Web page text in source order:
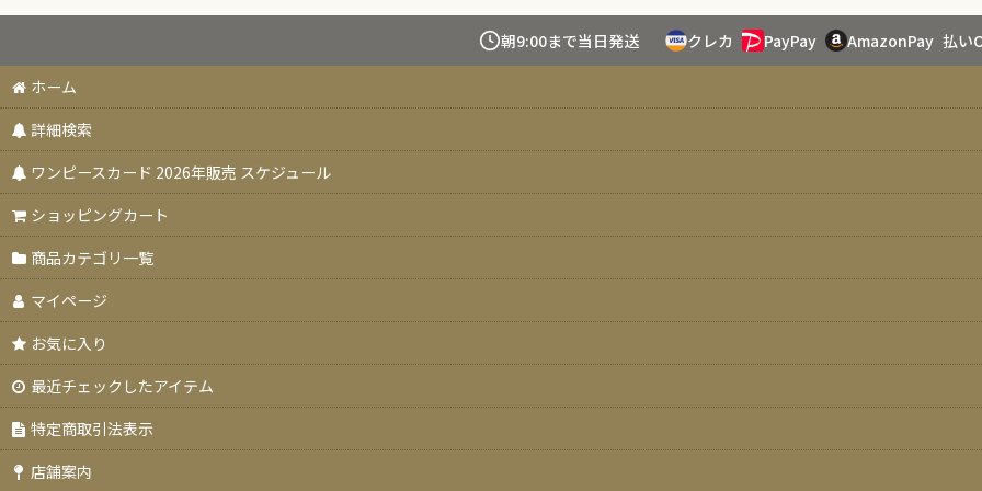
朝9:00まで当日発送 クレカ PayPay AmazonPay 払い
ホーム
詳細検索
ワンピースカード 2026年販売 スケジュール
ショッピングカート
商品カテゴリ一覧
マイページ
お気に入り
最近チェックしたアイテム
特定商取引法表示
店舗案内